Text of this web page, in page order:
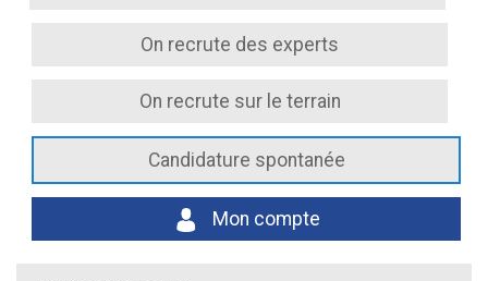
On recrute des experts
On recrute sur le terrain
Candidature spontanée
Mon compte